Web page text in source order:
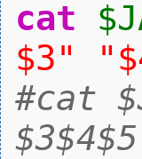
cat
$3"
#cat